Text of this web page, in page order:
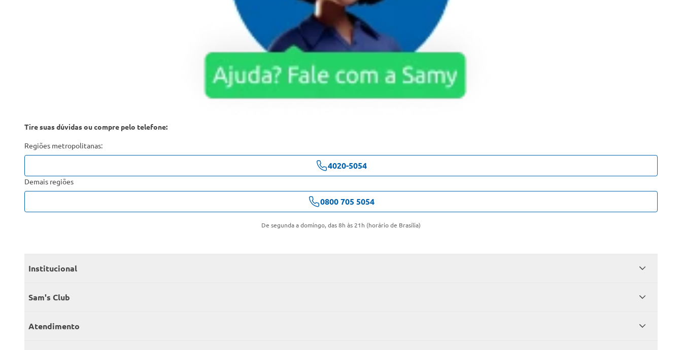
Tire suas dúvidas ou compre pelo telefone:
Regiões metropolitanas:
4020-5054
Demais regiões
0800 705 5054
De segunda a domingo, das 8h às 21h (horário de Brasília)
Institucional
Quem somos
Sam's Club
Seja sócio
Atendimento